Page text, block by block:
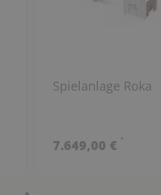
Spielanlage Roka
7.649,00 € *